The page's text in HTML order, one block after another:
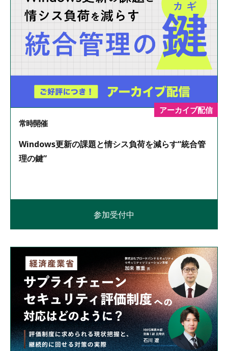
アーカイブ配信
常時開催
Windows更新の課題と情シス負荷を減らす“統合管
理の鍵”
参加受付中